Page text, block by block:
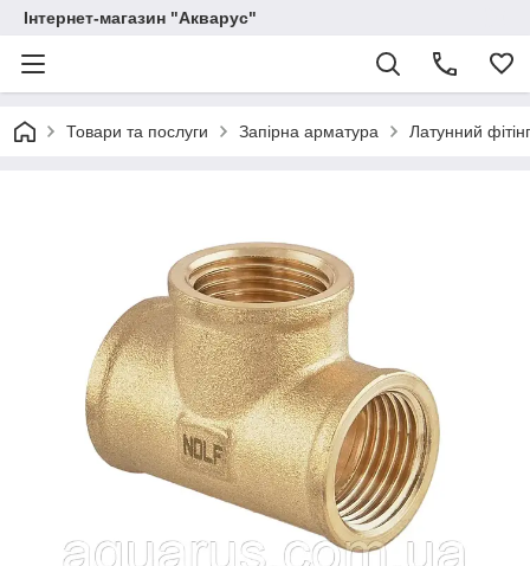
Інтернет-магазин "Акварус"
Товари та послуги Запірна арматура Латунний